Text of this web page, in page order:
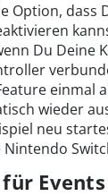
Option, dass
Du Deine
einmal
wieder
neu
Nintendo
für Events